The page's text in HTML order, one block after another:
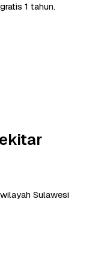
1 tahun.
Sulawesi